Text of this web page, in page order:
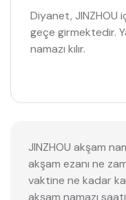
Diyanet, JINZHOU
geçe girmektedir.
namazı kılır.
JINZHOU akşam
akşam ezanı ne
vaktine ne kadar
akşam namazı